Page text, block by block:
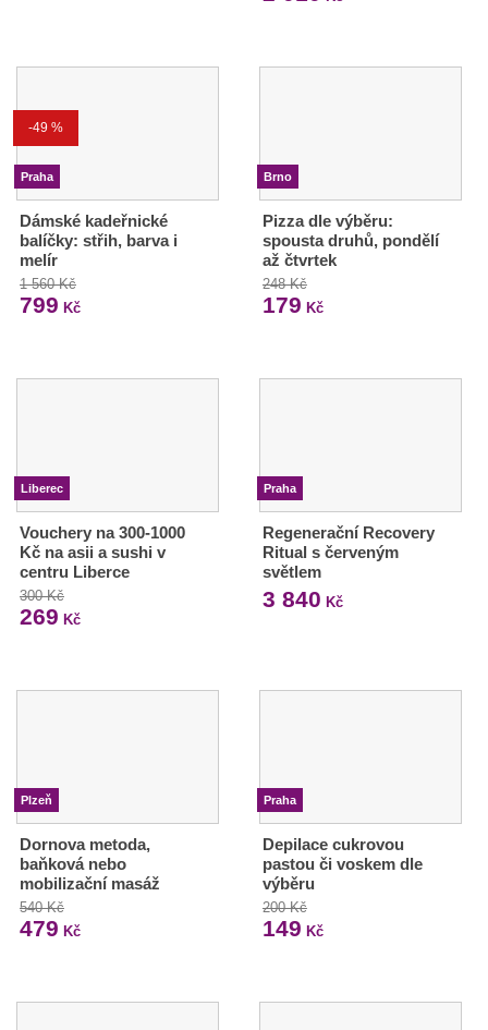
-49 %
Praha
Dámské kadeřnické
balíčky: střih, barva i
melír
1 560 Kč
799 Kč
Brno
Pizza dle výběru:
spousta druhů, pondělí
až čtvrtek
248 Kč
179 Kč
Liberec
Vouchery na 300-1000
Kč na asii a sushi v
centru Liberce
300 Kč
269 Kč
Praha
Regenerační Recovery
Ritual s červeným
světlem
3 840 Kč
Plzeň
Dornova metoda,
baňková nebo
mobilizační masáž
540 Kč
479 Kč
Praha
Depilace cukrovou
pastou či voskem dle
výběru
200 Kč
149 Kč